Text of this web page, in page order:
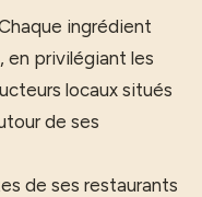
ingrédient
en privilégiant les
locaux situés
de ses
de ses restaurants